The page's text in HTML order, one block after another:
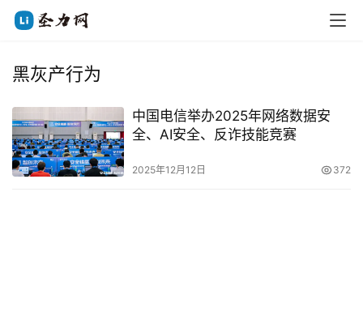
黑灰产行为
中国电信举办2025年网络数据安
全、AI安全、反诈技能竞赛
2025年12月12日 372